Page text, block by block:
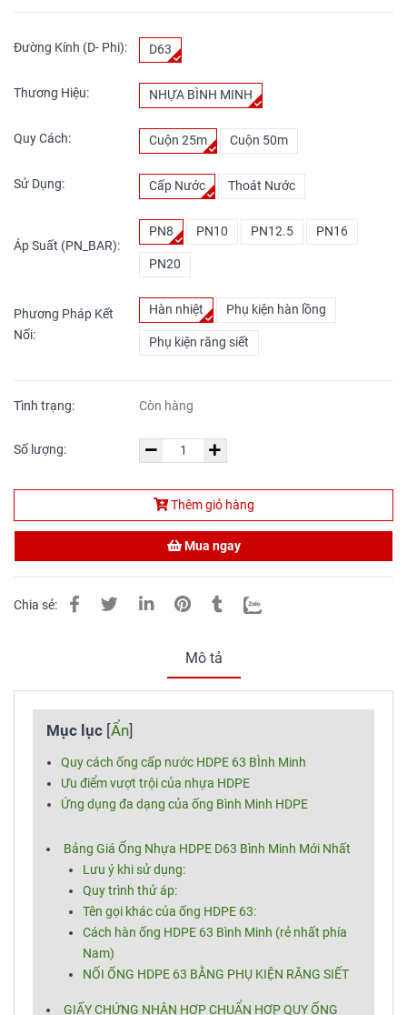
Đường Kính (D- Phi): D63
Thương Hiệu: NHỰA BÌNH MINH
Quy Cách: Cuộn 25m Cuộn 50m
Sử Dụng: Cấp Nước Thoát Nước
Áp Suất (PN_BAR):
PN8 PN10 PN12.5 PN16
PN20
Phương Pháp Kết
Nối:
Hàn nhiệt Phụ kiện hàn lồng
Phụ kiện răng siết
Tình trạng: Còn hàng
Số lượng:
Thêm giỏ hàng
Mua ngay
Chia sẻ:
Mô tả
Mục lục [Ẩn]
Quy cách ống cấp nước HDPE 63 BÌnh Minh
Ưu điểm vượt trội của nhựa HDPE
Ứng dụng đa dạng của ống Bình Minh HDPE
Bảng Giá Ống Nhựa HDPE D63 Bình Minh Mới Nhất
Lưu ý khi sử dụng:
Quy trình thử áp:
Tên gọi khác của ống HDPE 63:
Cách hàn ống HDPE 63 Bình Minh (rẻ nhất phía
Nam)
NỐI ỐNG HDPE 63 BẰNG PHỤ KIỆN RĂNG SIẾT
GIẤY CHỨNG NHẬN HỢP CHUẨN HỢP QUY ỐNG